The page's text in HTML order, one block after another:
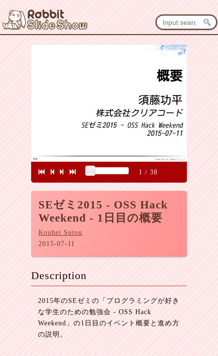
SEゼミ2015 - OSS Hack
Weekend - 1日目の概要
Kouhei Sutou
2015-07-11
1 / 38
Description
2015年のSEゼミの「プログラミングが好き
な学生のための勉強会 - OSS Hack
Weekend」の1日目のイベント概要と進め方
の説明。